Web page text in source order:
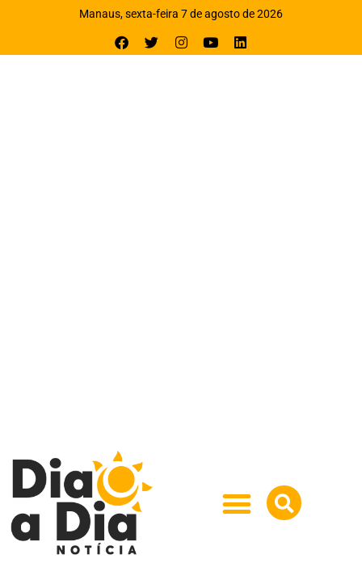
Manaus, sexta-feira 7 de agosto de 2026